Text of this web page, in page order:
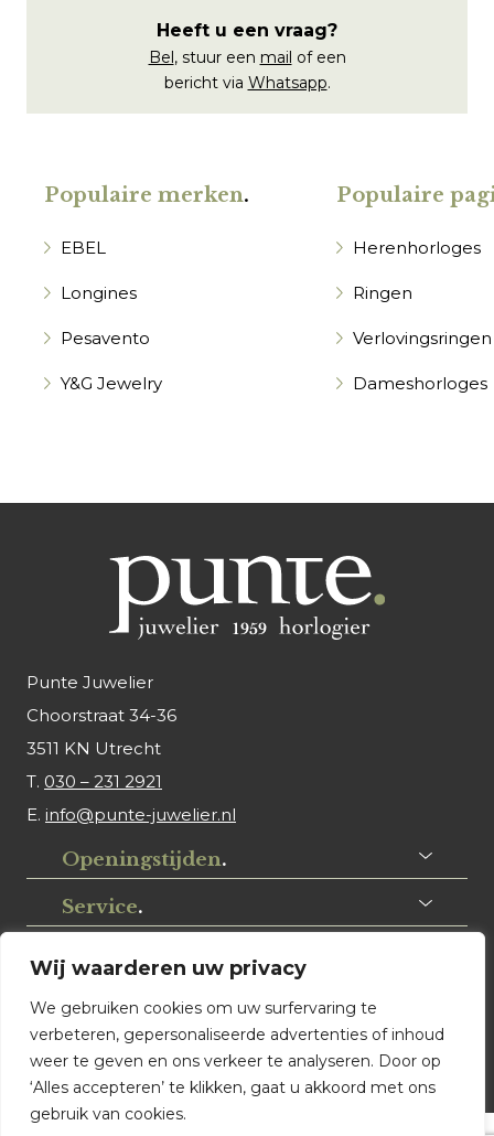
Wij waarderen uw privacy
We gebruiken cookies om uw surfervaring te
verbeteren, gepersonaliseerde advertenties of inhoud
weer te geven en ons verkeer te analyseren. Door op
‘Alles accepteren’ te klikken, gaat u akkoord met ons
gebruik van cookies.
Heeft u een vraag?
Bel, stuur een mail of een
bericht via Whatsapp.
Populaire merken.
EBEL
Longines
Pesavento
Y&G Jewelry
Populaire
Herenhorloges
Ringen
Verlovingsringen
Dameshorloges
Punte Juwelier
Choorstraat 34-36
3511 KN Utrecht
T. 030 – 231 2921
E. info@punte-juwelier.nl
Openingstijden.
Service.
Volg ons